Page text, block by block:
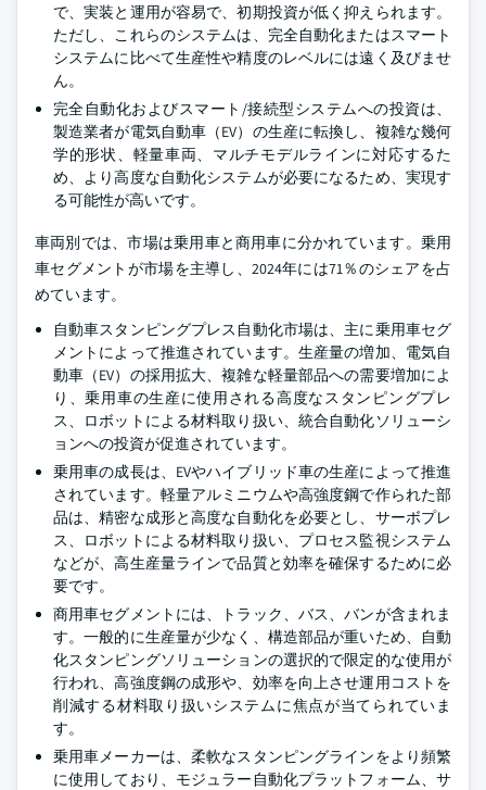
で、実装と運用が容易で、初期投資が低く抑えられます。
ただし、これらのシステムは、完全自動化またはスマート
システムに比べて生産性や精度のレベルには遠く及びませ
ん。
完全自動化およびスマート/接続型システムへの投資は、
製造業者が電気自動車（EV）の生産に転換し、複雑な幾何
学的形状、軽量車両、マルチモデルラインに対応するた
め、より高度な自動化システムが必要になるため、実現す
る可能性が高いです。
車両別では、市場は乗用車と商用車に分かれています。乗用
車セグメントが市場を主導し、2024年には71％のシェアを占
めています。
自動車スタンピングプレス自動化市場は、主に乗用車セグ
メントによって推進されています。生産量の増加、電気自
動車（EV）の採用拡大、複雑な軽量部品への需要増加によ
り、乗用車の生産に使用される高度なスタンピングプレ
ス、ロボットによる材料取り扱い、統合自動化ソリューシ
ョンへの投資が促進されています。
乗用車の成長は、EVやハイブリッド車の生産によって推進
されています。軽量アルミニウムや高強度鋼で作られた部
品は、精密な成形と高度な自動化を必要とし、サーボプレ
ス、ロボットによる材料取り扱い、プロセス監視システム
などが、高生産量ラインで品質と効率を確保するために必
要です。
商用車セグメントには、トラック、バス、バンが含まれま
す。一般的に生産量が少なく、構造部品が重いため、自動
化スタンピングソリューションの選択的で限定的な使用が
行われ、高強度鋼の成形や、効率を向上させ運用コストを
削減する材料取り扱いシステムに焦点が当てられていま
す。
乗用車メーカーは、柔軟なスタンピングラインをより頻繁
に使用しており、モジュラー自動化プラットフォーム、サ